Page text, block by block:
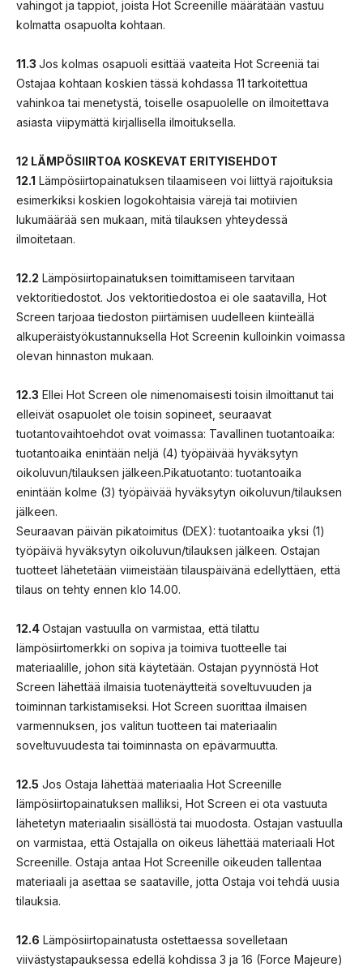
vahingot ja tappiot, joista Hot Screenille määrätään vastuu
kolmatta osapuolta kohtaan.
11.3 Jos kolmas osapuoli esittää vaateita Hot Screeniä tai
Ostajaa kohtaan koskien tässä kohdassa 11 tarkoitettua
vahinkoa tai menetystä, toiselle osapuolelle on ilmoitettava
asiasta viipymättä kirjallisella ilmoituksella.
12 LÄMPÖSIIRTOA KOSKEVAT ERITYISEHDOT
12.1 Lämpösiirtopainatuksen tilaamiseen voi liittyä rajoituksia
esimerkiksi koskien logokohtaisia värejä tai motiivien
lukumäärää sen mukaan, mitä tilauksen yhteydessä
ilmoitetaan.
12.2 Lämpösiirtopainatuksen toimittamiseen tarvitaan
vektoritiedostot. Jos vektoritiedostoa ei ole saatavilla, Hot
Screen tarjoaa tiedoston piirtämisen uudelleen kiinteällä
alkuperäistyökustannuksella Hot Screenin kulloinkin voimassa
olevan hinnaston mukaan.
12.3 Ellei Hot Screen ole nimenomaisesti toisin ilmoittanut tai
elleivät osapuolet ole toisin sopineet, seuraavat
tuotantovaihtoehdot ovat voimassa: Tavallinen tuotantoaika:
tuotantoaika enintään neljä (4) työpäivää hyväksytyn
oikoluvun/tilauksen jälkeen.Pikatuotanto: tuotantoaika
enintään kolme (3) työpäivää hyväksytyn oikoluvun/tilauksen
jälkeen.
Seuraavan päivän pikatoimitus (DEX): tuotantoaika yksi (1)
työpäivä hyväksytyn oikoluvun/tilauksen jälkeen. Ostajan
tuotteet lähetetään viimeistään tilauspäivänä edellyttäen, että
tilaus on tehty ennen klo 14.00.
12.4Ostajan vastuulla on varmistaa, että tilattu
lämpösiirtomerkki on sopiva ja toimiva tuotteelle tai
materiaalille, johon sitä käytetään. Ostajan pyynnöstä Hot
Screen lähettää ilmaisia tuotenäytteitä soveltuvuuden ja
toiminnan tarkistamiseksi. Hot Screen suorittaa ilmaisen
varmennuksen, jos valitun tuotteen tai materiaalin
soveltuvuudesta tai toiminnasta on epävarmuutta.
12.5 Jos Ostaja lähettää materiaalia Hot Screenille
lämpösiirtopainatuksen malliksi, Hot Screen ei ota vastuuta
lähetetyn materiaalin sisällöstä tai muodosta. Ostajan vastuulla
on varmistaa, että Ostajalla on oikeus lähettää materiaali Hot
Screenille. Ostaja antaa Hot Screenille oikeuden tallentaa
materiaali ja asettaa se saataville, jotta Ostaja voi tehdä uusia
tilauksia.
12.6 Lämpösiirtopainatusta ostettaessa sovelletaan
viivästystapauksessa edellä kohdissa 3 ja 16 (Force Majeure)